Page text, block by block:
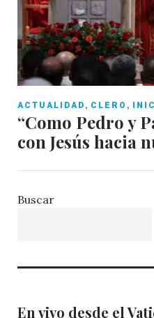
ACTUALIDAD , CLERO ,
“Como Pedro y
con Jesús hacia
Buscar
En vivo desde el